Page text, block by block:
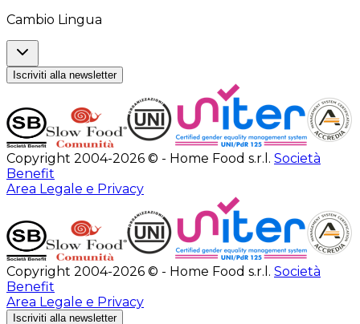
Cambio Lingua
Iscriviti alla newsletter
Copyright 2004-2026 © - Home Food s.r.l. Società
Benefit
Area Legale e Privacy
Copyright 2004-2026 © - Home Food s.r.l. Società
Benefit
Area Legale e Privacy
Iscriviti alla newsletter